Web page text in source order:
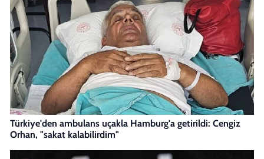
Türkiye'den ambulans uçakla Hamburg'a getirildi: Cengiz
Orhan, "sakat kalabilirdim"